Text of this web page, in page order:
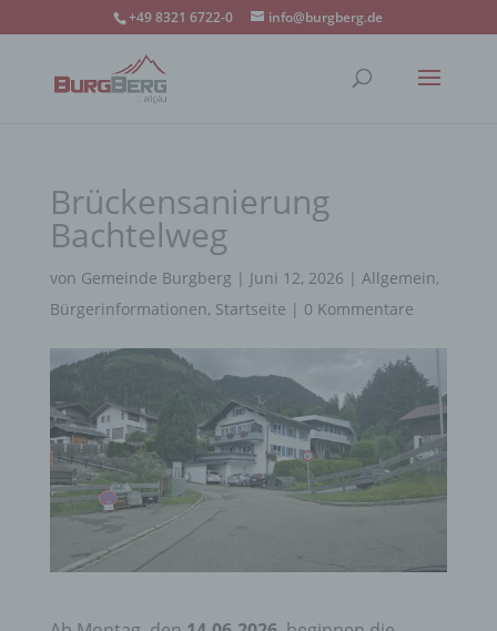
+49 8321 6722-0 info@burgberg.de
Brückensanierung
Bachtelweg
von Gemeinde Burgberg | Juni 12, 2026 | Allgemein,
Bürgerinformationen, Startseite | 0 Kommentare